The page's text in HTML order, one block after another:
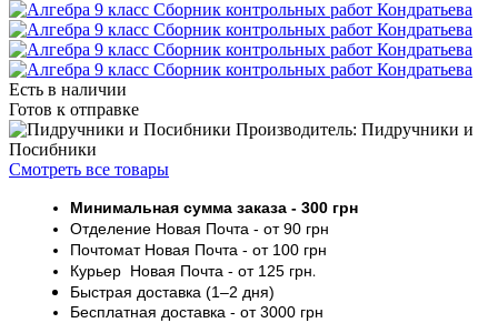
Есть в наличии
Готов к отправке
Производитель: Пидручники и
Посибники
Смотреть все товары
Минимальная сумма заказа - 300 грн
Отделение Новая Почта - от 90 грн
ПочтоматНовая Почта - от 100 грн
Курьер Новая Почта - от 125 грн.
Быстрая доставка (1–2 дня)
Бесплатная доставка - от 3000 грн